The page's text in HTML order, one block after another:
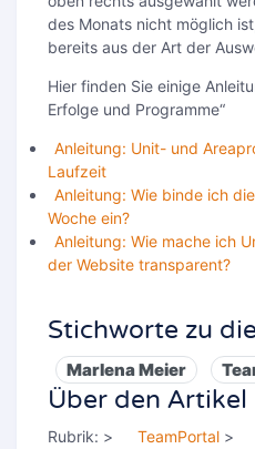
des Monats nicht möglich
bereits aus der Art der
Hier finden Sie einige
Erfolge und Programme“
Anleitung: Unit- und
Laufzeit
Anleitung: Wie binde ich
Woche ein?
Anleitung: Wie mache ich
der Website transparent?
Stichworte zu
Marlena Meier
Über den Artikel
Rubrik: > TeamPortal>